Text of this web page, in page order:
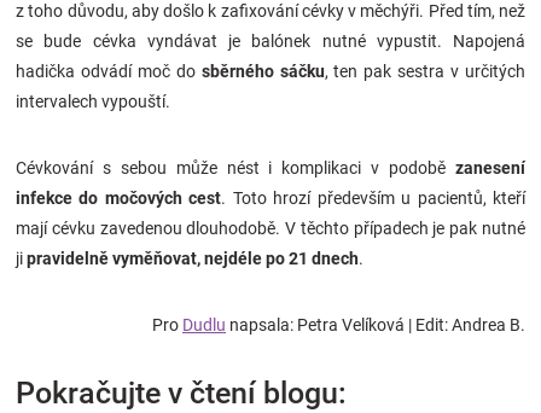
z toho důvodu, aby došlo k zafixování cévky v měchýři. Před tím, než
se bude cévka vyndávat je balónek nutné vypustit. Napojená
hadička odvádí moč dosběrného sáčku, ten pak sestra v určitých
intervalech vypouští.
Cévkování s sebou může nést i komplikaci v podobě zanesení
infekce do močových cest. Toto hrozí především u pacientů, kteří
mají cévku zavedenou dlouhodobě. V těchto případech je pak nutné
jipravidelně vyměňovat, nejdéle po 21 dnech.
Pro Dudlu napsala: Petra Velíková | Edit: Andrea B.
Pokračujte v čtení blogu: